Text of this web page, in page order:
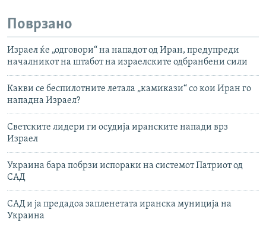
Поврзано
Израел ќе „одговори“ на нападот од Иран, предупреди
началникот на штабот на израелските одбранбени сили
Какви се беспилотните летала „камикази“ со кои Иран го
нападна Израел?
Светските лидери ги осудија иранските напади врз
Израел
Украина бара побрзи испораки на системот Патриот од
САД
САД и ја предадоа запленетата иранска муниција на
Украина